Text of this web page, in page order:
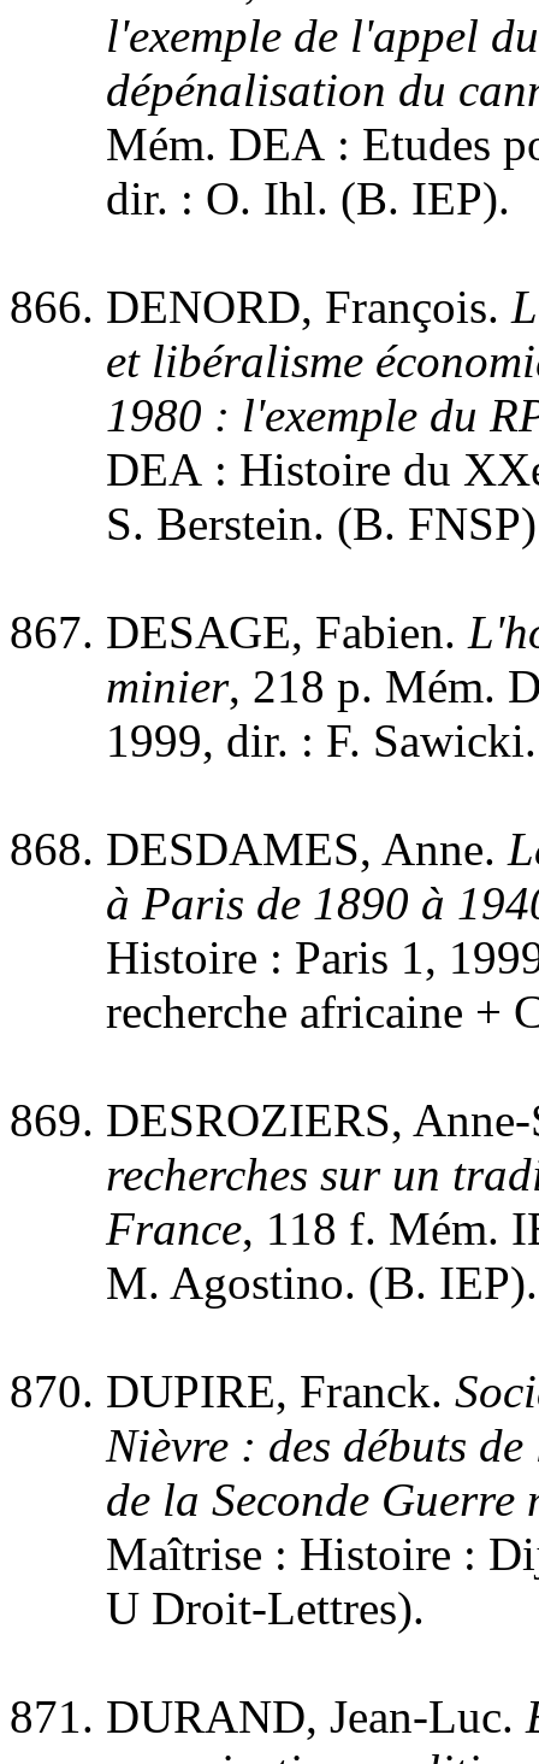
l'exemple de l'appel
dépénalisation du
Mém. DEA : Etudes
dir. : O. Ihl. (B. IEP).
DENORD, François.
et libéralisme
1980 : l'exemple du
DEA : Histoire du
S. Berstein. (B.
DESAGE, Fabien.
minier, 218 p. Mém.
1999, dir. : F.
DESDAMES, Anne.
à Paris de 1890 à
Histoire : Paris 1,
recherche africaine +
DESROZIERS,
recherches sur un
France, 118 f. Mém.
M. Agostino. (B. IEP).
DUPIRE, Franck.
Nièvre : des débuts
de la Seconde
Maîtrise : Histoire :
U Droit-Lettres).
DURAND, Jean-Luc.